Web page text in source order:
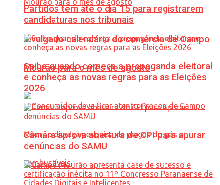
Divulgado calendário do comércio de Campo
Mourão para o mês de agosto
Partidos têm até o dia 15 para registrarem
candidaturas nos tribunais
Saiba quando começa a propaganda eleitoral
e conheça as novas regras para as Eleições
2026
Câmara aprova abertura de CPI para apurar
denúncias do SAMU